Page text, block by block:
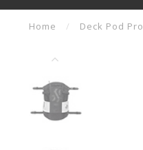
Home / Deck Pod Pro